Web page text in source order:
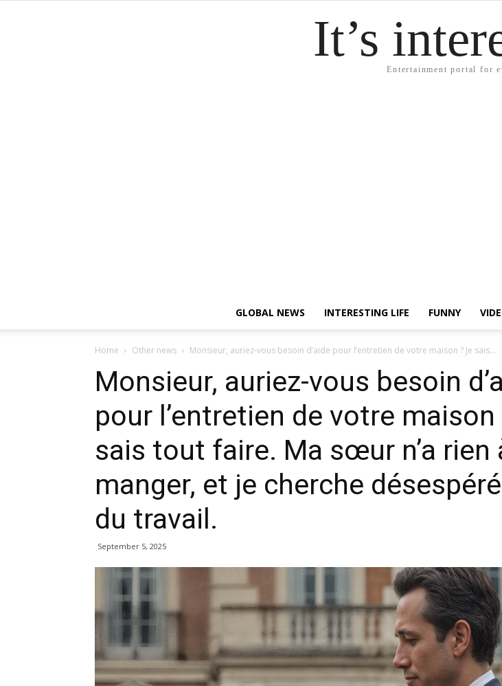
It’s
Entertainment portal for
GLOBAL NEWS INTERESTING LIFE FUNNY
Home Other news Monsieur, auriez-vous besoin d’aide pour l’entretien de votre maison ? Je sais...
Monsieur, auriez-vous besoin
pour l’entretien de votre maison
sais tout faire. Ma sœur n’a rien
manger, et je cherche
du travail.
September 5, 2025